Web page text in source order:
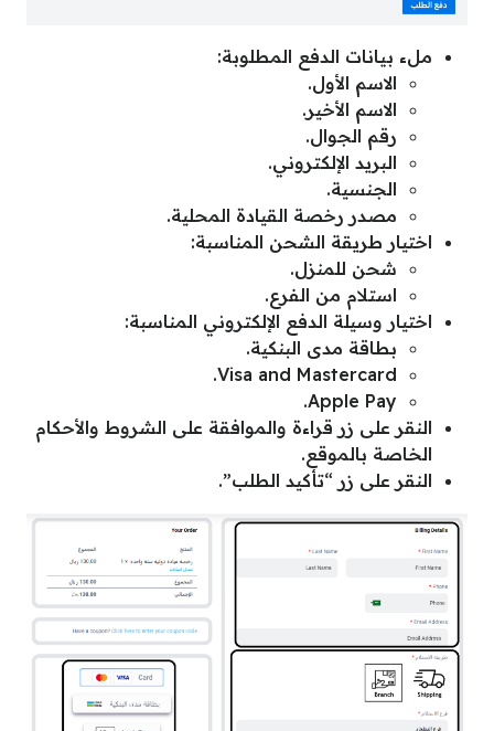
ملء بيانات الدفع المطلوبة:
الاسم الأول.
الاسم الأخير.
رقم الجوال.
البريد الإلكتروني.
الجنسية.
مصدر رخصة القيادة المحلية.
اختيار طريقة الشحن المناسبة:
شحن للمنزل.
استلام من الفرع.
اختيار وسيلة الدفع الإلكتروني المناسبة:
بطاقة مدى البنكية.
Visa and Mastercard.
Apple Pay.
النقر على زر قراءة والموافقة على الشروط والأحكام
الخاصة بالموقع.
النقر على زر “تأكيد الطلب”.